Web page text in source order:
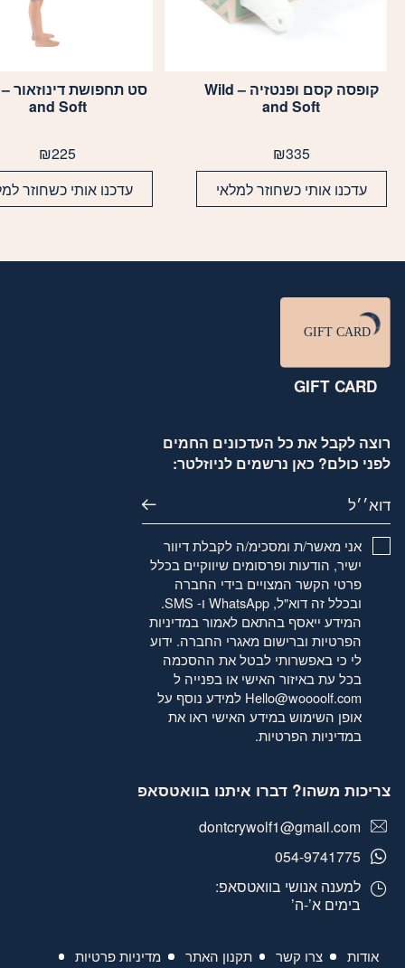
קופסה קסם ופנטזיה – Wild
and Soft
₪335
עדכנו אותי כשחוזר למלאי
and Soft
₪225
עדכנו אותי כשחוזר
רוצה לקבל את כל העדכונים החמים
לפני כולם? כאן נרשמים לניוזלטר:
דוא׳׳ל
אני מאשר/ת ומסכימ/ה לקבלת דיוור
ישיר, הודעות ופרסומים שיווקיים בכלל
פרטי הקשר המצויים בידי החברה
ובכלל זה דוא"ל, WhatsApp ו- SMS.
המידע ייאסף בהתאם לאמורבמדיניות
הפרטיותוברישום מאגרי החברה. ידוע
לי כי באפשרותי לבטל את ההסכמה
בכל עת באיזור האישי או בפנייה ל
Hello@woooolf.com למידע נוסף על
אופן השימוש במידע האישי ראו את
במדיניות הפרטיות.
אודות צרו קשר תקנון האתר מדיניות פרטיות
צריכות משהו? דברו איתנו בוואטסאפ
dontcrywolf1@gmail.com
054-9741775
למענה אנושי בוואטסאפ:
בימים א’-ה’
GIFT CARD